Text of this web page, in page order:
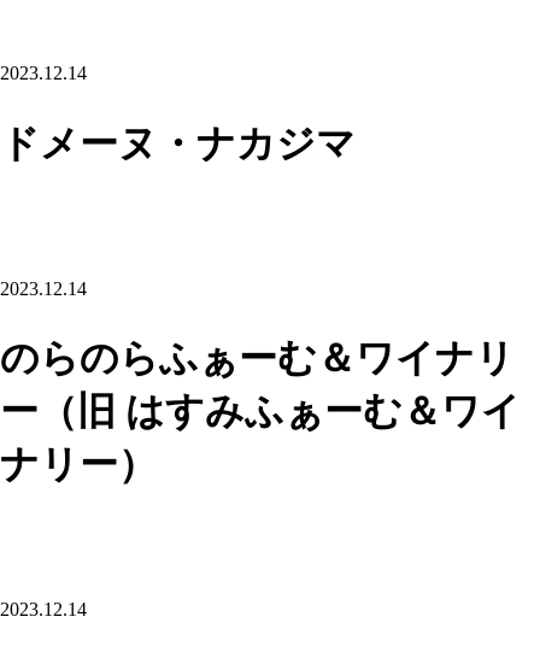
2023.12.14
ドメーヌ・ナカジマ
2023.12.14
のらのらふぁーむ＆ワイナリ
ー（旧 はすみふぁーむ＆ワイ
ナリー）
2023.12.14